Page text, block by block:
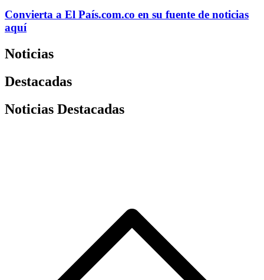
Convierta a El País.com.co en su fuente de noticias
aquí
Noticias
Destacadas
Noticias Destacadas